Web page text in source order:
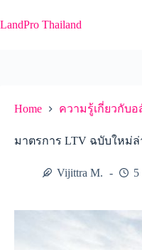
to
content
LandPro Thailand
Home ความรู้เกี่ยวกับ
มาตรการ LTV ฉบับใหม่
Vijittra M.